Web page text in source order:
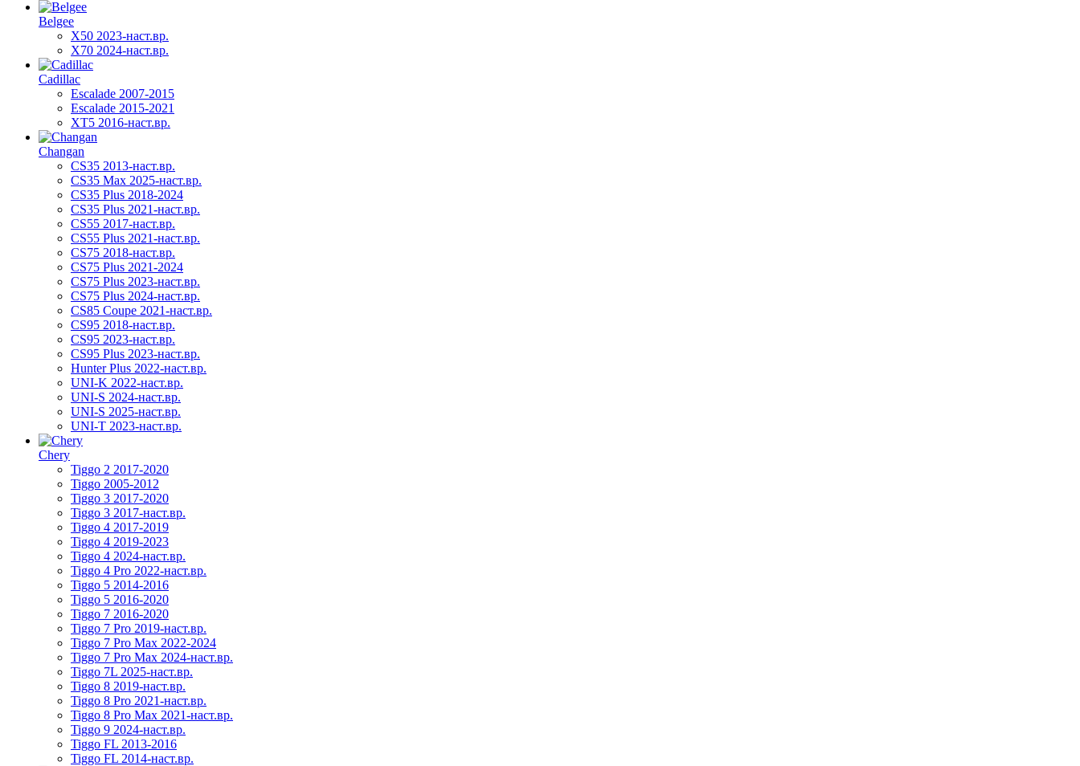
Belgee
X50 2023-наст.вр.
X70 2024-наст.вр.
Cadillac
Escalade 2007-2015
Escalade 2015-2021
XT5 2016-наст.вр.
Changan
CS35 2013-наст.вр.
CS35 Max 2025-наст.вр.
CS35 Plus 2018-2024
CS35 Plus 2021-наст.вр.
CS55 2017-наст.вр.
CS55 Plus 2021-наст.вр.
CS75 2018-наст.вр.
CS75 Plus 2021-2024
CS75 Plus 2023-наст.вр.
CS75 Plus 2024-наст.вр.
CS85 Coupe 2021-наст.вр.
CS95 2018-наст.вр.
CS95 2023-наст.вр.
CS95 Plus 2023-наст.вр.
Hunter Plus 2022-наст.вр.
UNI-K 2022-наст.вр.
UNI-S 2024-наст.вр.
UNI-S 2025-наст.вр.
UNI-T 2023-наст.вр.
Chery
Tiggo 2 2017-2020
Tiggo 2005-2012
Tiggo 3 2017-2020
Tiggo 3 2017-наст.вр.
Tiggo 4 2017-2019
Tiggo 4 2019-2023
Tiggo 4 2024-наст.вр.
Tiggo 4 Pro 2022-наст.вр.
Tiggo 5 2014-2016
Tiggo 5 2016-2020
Tiggo 7 2016-2020
Tiggo 7 Pro 2019-наст.вр.
Tiggo 7 Pro Max 2022-2024
Tiggo 7 Pro Max 2024-наст.вр.
Tiggo 7L 2025-наст.вр.
Tiggo 8 2019-наст.вр.
Tiggo 8 Pro 2021-наст.вр.
Tiggo 8 Pro Max 2021-наст.вр.
Tiggo 9 2024-наст.вр.
Tiggo FL 2013-2016
Tiggo FL 2014-наст.вр.